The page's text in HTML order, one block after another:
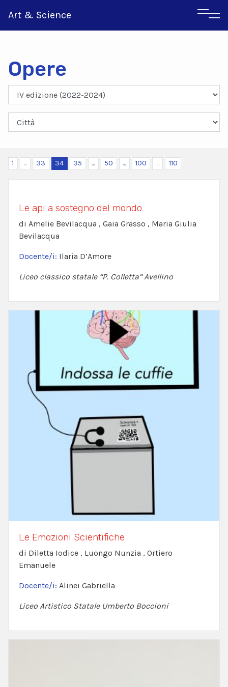
Art & Science
Greco
Opere
1 ... 33 34 35 ... 50 ... 100 ... 110
Le api a sostegno del mondo
di Amelie Bevilacqua , Gaia Grasso , Maria Giulia
Bevilacqua
Docente/i: Ilaria D’Amore
Liceo classico statale “P. Colletta” Avellino
Le Emozioni Scientifiche
di Diletta Iodice , Luongo Nunzia , Ortiero
Emanuele
Docente/i: Alinei Gabriella
Liceo Artistico Statale Umberto Boccioni